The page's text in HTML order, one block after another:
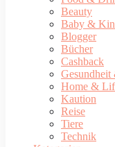
Beauty
Baby &
Blogger
Bücher
Cashback
Gesundheit
Home &
Kaution
Reise
Tiere
Technik